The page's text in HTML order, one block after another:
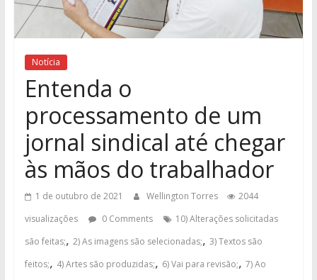
Notícia
Entenda o
processamento de um
jornal sindical até chegar
às mãos do trabalhador
1 de outubro de 2021 Wellington Torres
2044
visualizações
0 Comments
10) Alterações solicitadas
são feitas;, 2) As imagens são selecionadas;, 3) Textos são
feitos;, 4) Artes são produzidas;, 6) Vai para revisão;, 7) Ao